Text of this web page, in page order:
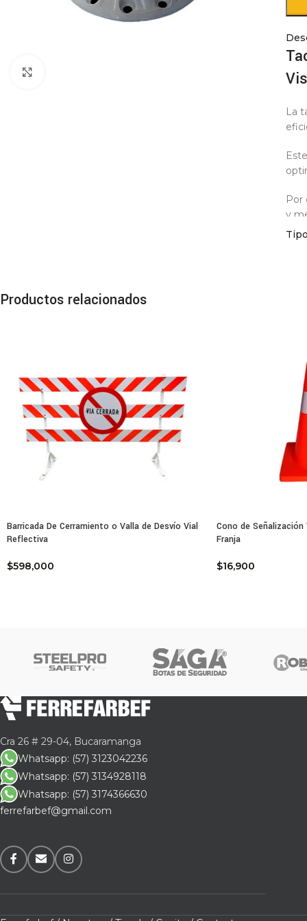
La
Por
y
de
Productos relacionados
Barricada De Cerramiento o Valla de Desvío Vial
Reflectiva
$598,000
Cono de Señalización
Franja
$16,900
Cra 26 # 29-04, Bucaramanga
Whatsapp: (57) 3123042236
Whatsapp: (57) 3134928118
Whatsapp: (57) 3174366630
ferrefarbef@gmail.com